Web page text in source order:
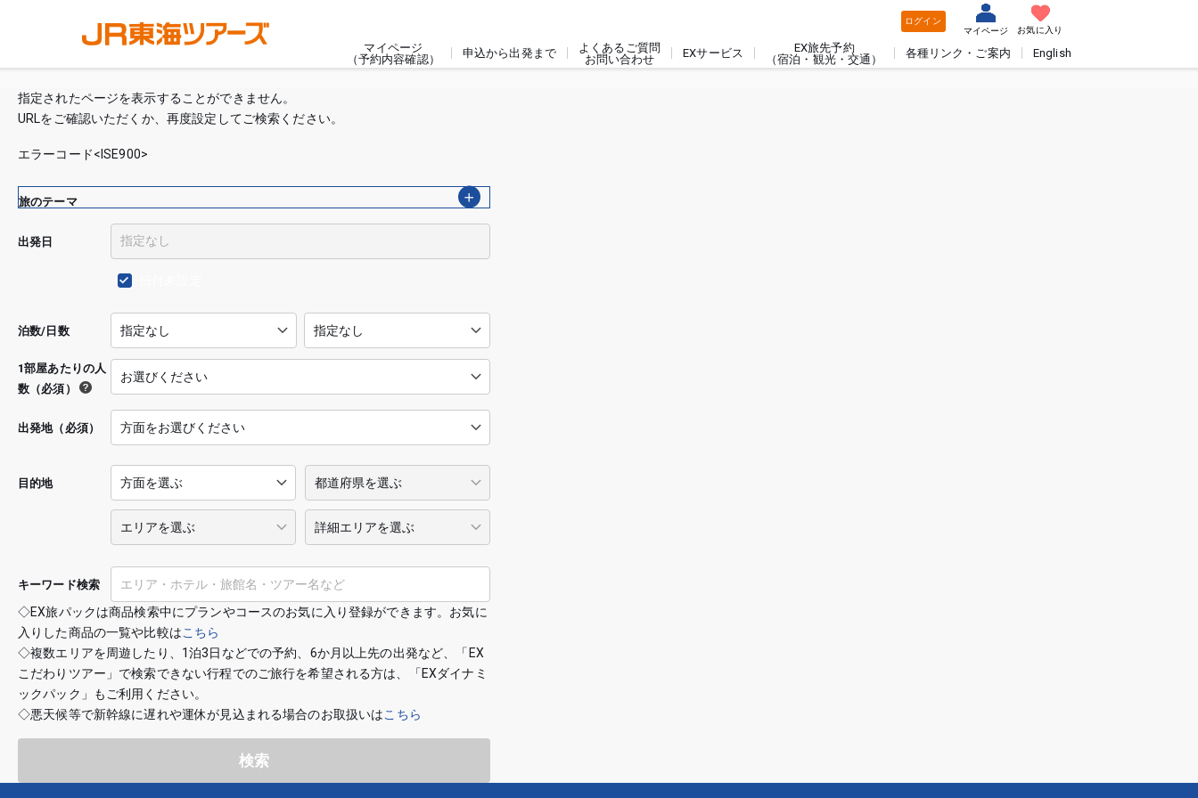
ログイン
マイページ
お気に入り
マイページ
（予約内容確認）
申込から出発まで
よくあるご質問
お問い合わせ
EXサービス
EX旅先予約
（宿泊・観光・交通）
各種リンク・ご案内 English
指定されたページを表示することができません。
URLをご確認いただくか、再度設定してご検索ください。
エラーコード<ISE900>
出発地（必須）
出発日
泊数/日数
1部屋あたりの人
数（必須）
目的地
キーワード検索
旅のテーマ
◇EX旅パックは商品検索中にプランやコースのお気に入り登録ができます。お気に
入りした商品の一覧や比較はこちら
◇複数エリアを周遊したり、1泊3日などでの予約、6か月以上先の出発など、「EX
こだわりツアー」で検索できない行程でのご旅行を希望される方は、「EXダイナミ
ックパック」もご利用ください。
◇悪天候等で新幹線に遅れや運休が見込まれる場合のお取扱いはこちら
検索